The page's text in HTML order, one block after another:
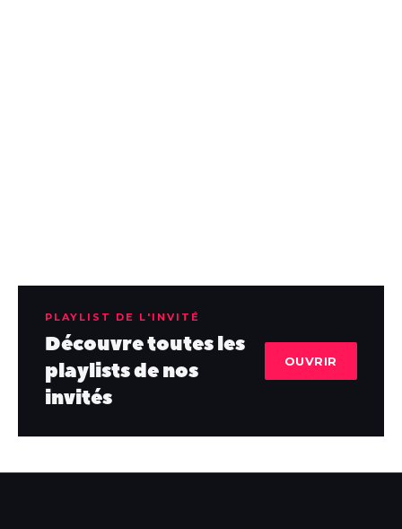
PLAYLIST DE L'INVITÉ
Découvre toutes les
playlists de nos
invités
OUVRIR